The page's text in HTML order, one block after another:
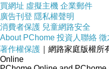
願世間少一分劫難，
多一盞燈火；
讓每一個百姓，
都能平安入睡，
買網址 虛擬主機 企業郵件
廣告刊登 隱私權聲明
消費者保護 兒童網路安全
About PChome 投資人聯絡 徵
著作權保護 ｜網路家庭版權所
Online